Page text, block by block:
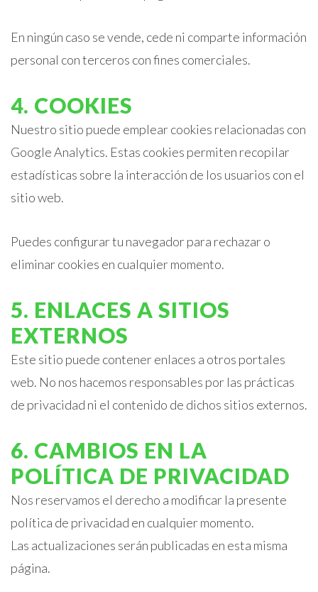
En ningún caso se vende, cede ni comparte información
personal con terceros con fines comerciales.
4. COOKIES
Nuestro sitio puede emplear cookies relacionadas con
Google Analytics. Estas cookies permiten recopilar
estadísticas sobre la interacción de los usuarios con el
sitio web.
Puedes configurar tu navegador para rechazar o
eliminar cookies en cualquier momento.
5. ENLACES A SITIOS
EXTERNOS
Este sitio puede contener enlaces a otros portales
web. No nos hacemos responsables por las prácticas
de privacidad ni el contenido de dichos sitios externos.
6. CAMBIOS EN LA
POLÍTICA DE PRIVACIDAD
Nos reservamos el derecho a modificar la presente
política de privacidad en cualquier momento.
Las actualizaciones serán publicadas en esta misma
página.